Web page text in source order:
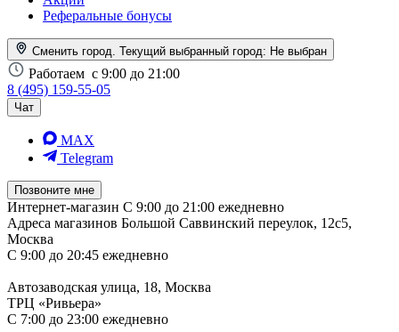
Реферальные бонусы
Сменить город. Текущий выбранный город: Не выбран
Работаем с 9:00 до 21:00
8 (495) 159-55-05
Чат
MAX
Telegram
Позвоните мне
Интернет-магазин С 9:00 до 21:00 ежедневно
Адреса магазинов Большой Саввинский переулок, 12с5,
Москва
С 9:00 до 20:45 ежедневно
Автозаводская улица, 18, Москва
ТРЦ «Ривьера»
С 7:00 до 23:00 ежедневно